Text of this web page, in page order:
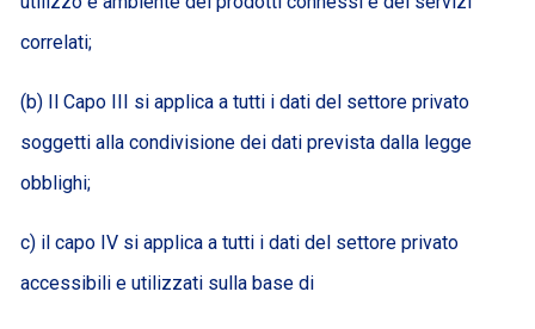
correlati;
(b) Il Capo III si applica a tutti i dati del settore privato
soggetti alla condivisione dei dati prevista dalla legge
obblighi;
c) il capo IV si applica a tutti i dati del settore privato
accessibili e utilizzati sulla base di